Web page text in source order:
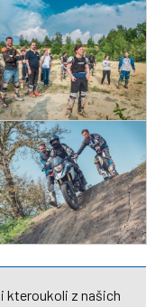
kteroukoli z našich